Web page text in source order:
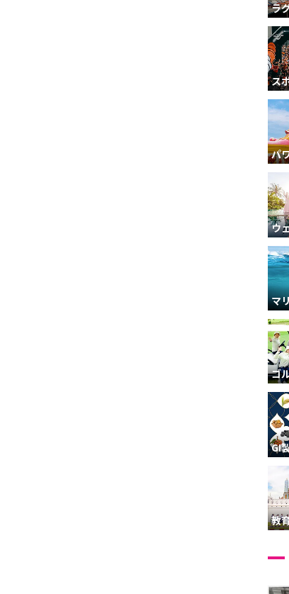
ラ
ス
パ
ウ
マ
ゴ
GI
教